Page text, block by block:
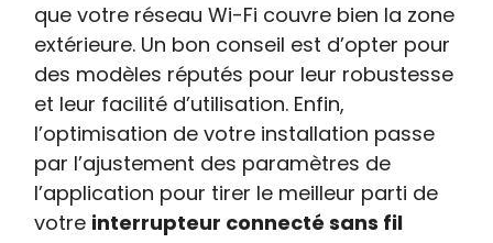
que votre réseau Wi-Fi couvre bien la zone
extérieure. Un bon conseil est d’opter pour
des modèles réputés pour leur robustesse
et leur facilité d’utilisation. Enfin,
l’optimisation de votre installation passe
par l’ajustement des paramètres de
l’application pour tirer le meilleur parti de
votre interrupteur connecté sans fil